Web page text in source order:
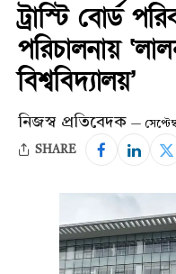
ট্রাস্টি বোর্ড
পরিচালনায়
বিশ্ববিদ্যালয়’
নিজস্ব প্রতিবেদক
SHARE